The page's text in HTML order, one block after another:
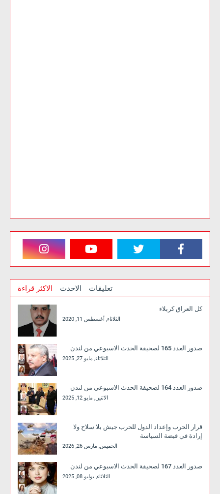
الاكثر قراءة الاحدث تعليقات
كل العراق كربلاء
الثلاثاء, أغسطس 11, 2020
صدور العدد 165 لصحيفة الحدث الاسبوعي من لندن
الثلاثاء, مايو 27, 2025
صدور العدد 164 لصحيفة الحدث الاسبوعي من لندن
الاثنين, مايو 12, 2025
قرار الحرب وإعداد الدول للحرب جيش بلا سلاح ولا
إرادة في قبضة السياسة
الخميس, مارس 26, 2026
صدور العدد 167 لصحيفة الحدث الاسبوعي من لندن
الثلاثاء, يوليو 08, 2025